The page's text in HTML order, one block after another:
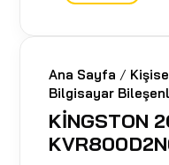
Ana Sayfa /
Bilgisayar
KİNGSTON